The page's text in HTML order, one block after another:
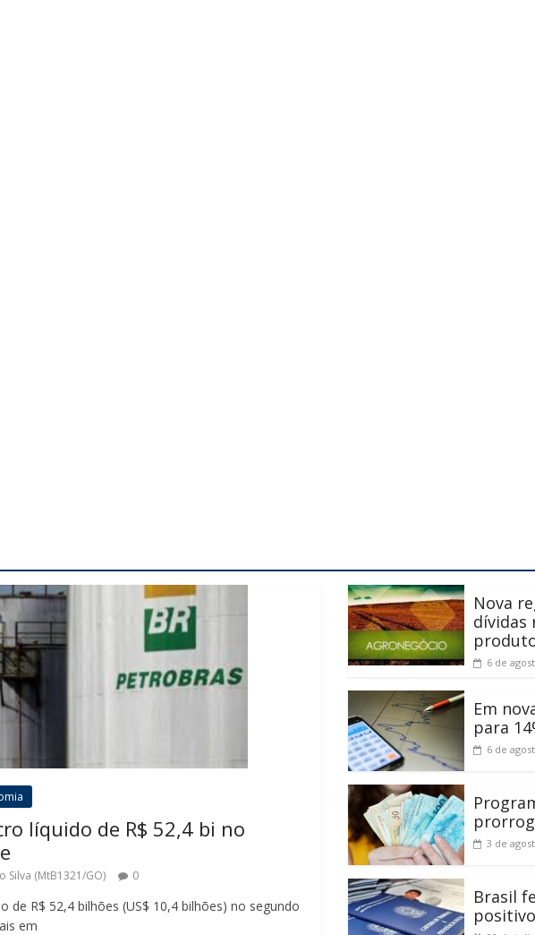
líquido de R$ 52,4 bi no
Silva (MtB1321/GO) 0
de R$ 52,4 bilhões (US$ 10,4 bilhões) no segundo
em
Nova
dívidas
6 de
Em
para
6 de
3 de
Brasil